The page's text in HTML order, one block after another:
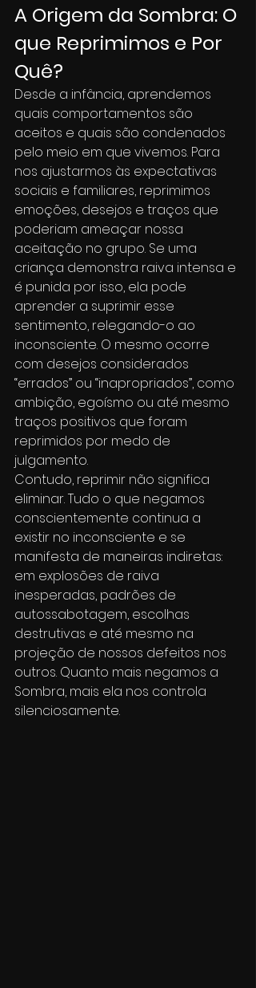
A Origem da Sombra: O
que Reprimimos e Por
Quê?
Desde a infância, aprendemos
quais comportamentos são
aceitos e quais são condenados
pelo meio em que vivemos. Para
nos ajustarmos às expectativas
sociais e familiares, reprimimos
emoções, desejos e traços que
poderiam ameaçar nossa
aceitação no grupo. Se uma
criança demonstra raiva intensa e
é punida por isso, ela pode
aprender a suprimir esse
sentimento, relegando-o ao
inconsciente. O mesmo ocorre
com desejos considerados
“errados” ou “inapropriados”, como
ambição, egoísmo ou até mesmo
traços positivos que foram
reprimidos por medo de
julgamento.
Contudo, reprimir não significa
eliminar. Tudo o que negamos
conscientemente continua a
existir no inconsciente e se
manifesta de maneiras indiretas:
em explosões de raiva
inesperadas, padrões de
autossabotagem, escolhas
destrutivas e até mesmo na
projeção de nossos defeitos nos
outros. Quanto mais negamos a
Sombra, mais ela nos controla
silenciosamente.